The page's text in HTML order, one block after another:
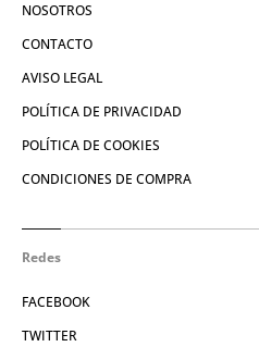
NOSOTROS
CONTACTO
AVISO LEGAL
POLÍTICA DE PRIVACIDAD
POLÍTICA DE COOKIES
CONDICIONES DE COMPRA
Redes
FACEBOOK
TWITTER